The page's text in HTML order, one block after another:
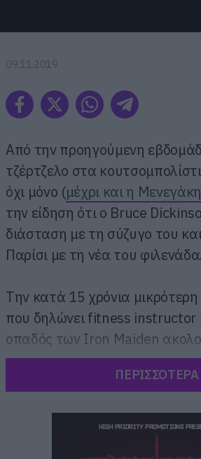
09.11.2019
Από την προηγούμενη
τζέρτζελο στα
όχι μόνο (μέχρι και η
την είδηση ότι ο Bruce
διάσταση με τη σύζυγο του
Παρίσι με τη νέα του φιλενάδα.
Την κατά 15 χρόνια
που δηλώνει fitness instructor
οπαδός των Iron Maiden
την τελευταία δεκαετία σε
ΠΕΡΙΣΣΟΤΕΡΑ